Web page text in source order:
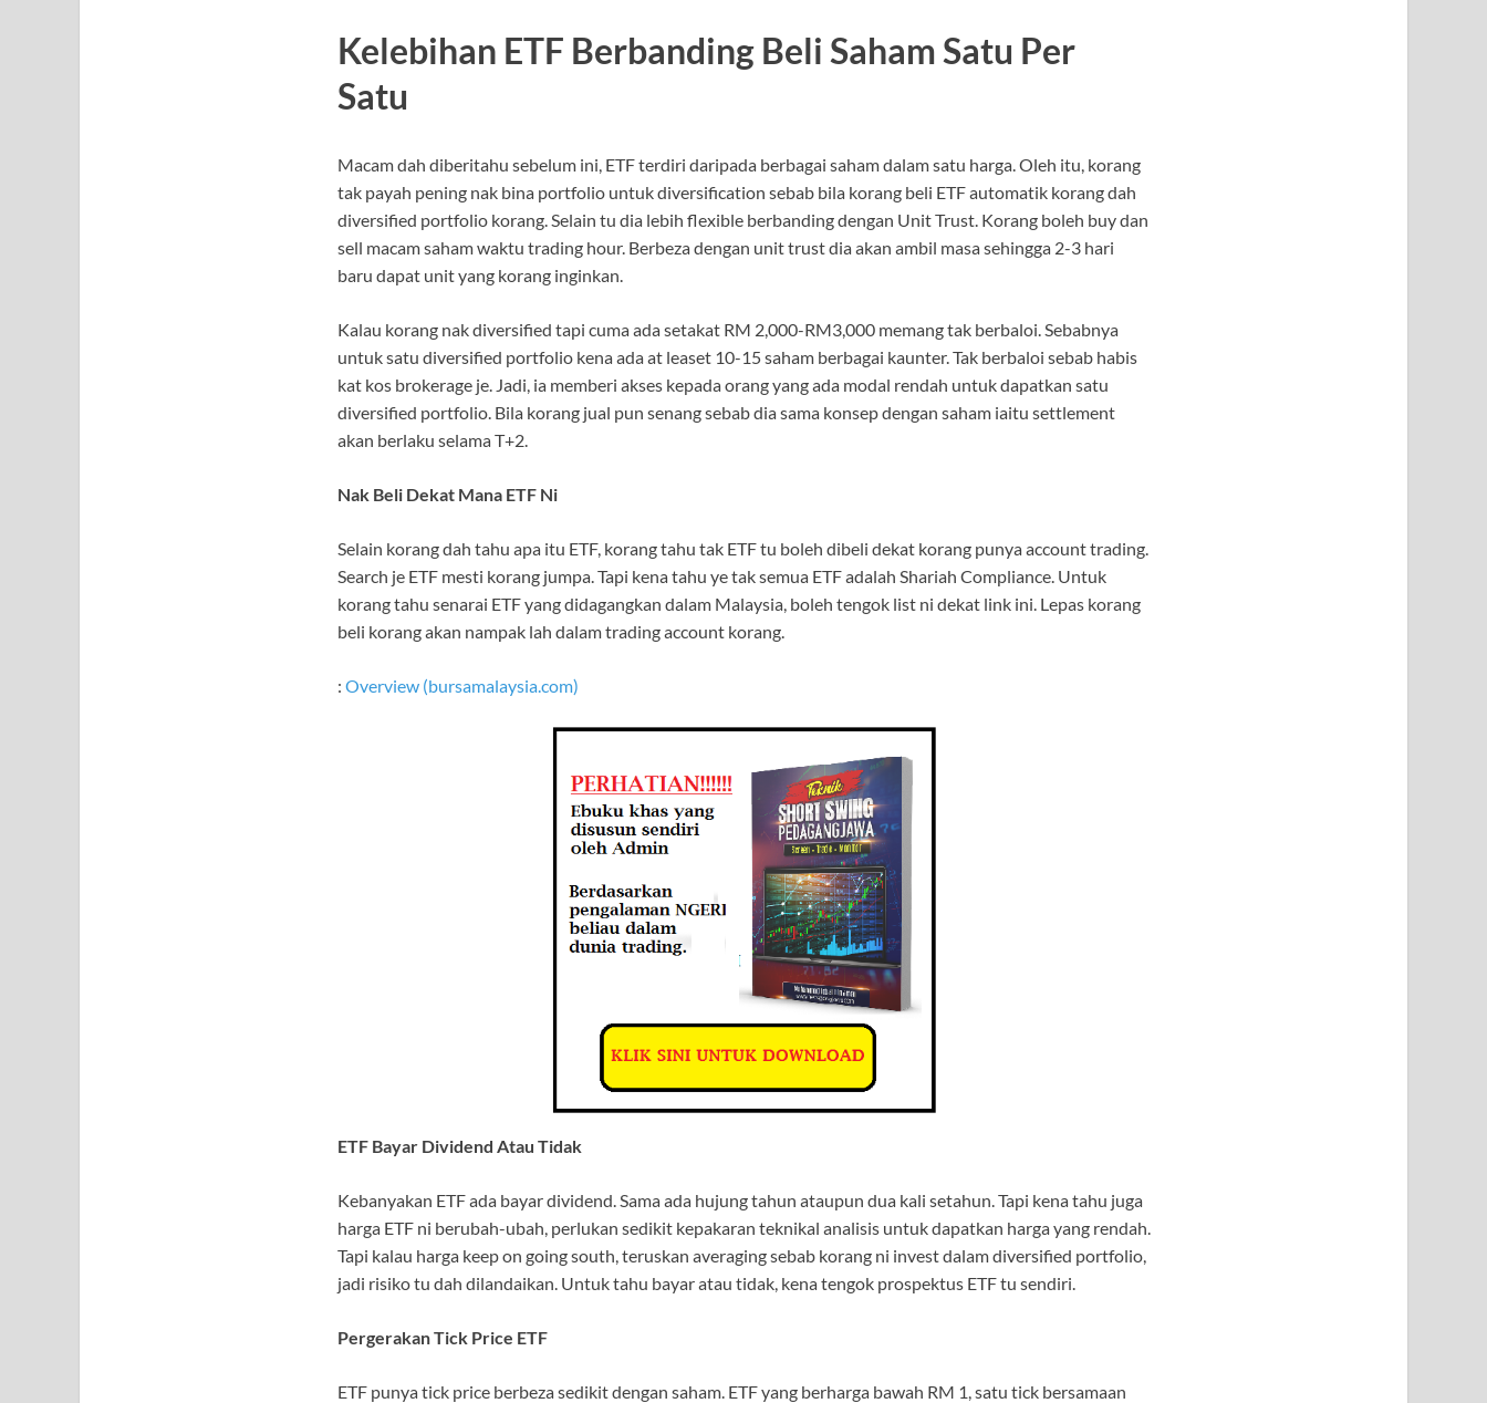
Kelebihan ETF Berbanding Beli Saham Satu Per
Satu
Macam dah diberitahu sebelum ini, ETF terdiri daripada berbagai saham dalam satu harga. Oleh itu, korang
tak payah pening nak bina portfolio untuk diversification sebab bila korang beli ETF automatik korang dah
diversified portfolio korang. Selain tu dia lebih flexible berbanding dengan Unit Trust. Korang boleh buy dan
sell macam saham waktu trading hour. Berbeza dengan unit trust dia akan ambil masa sehingga 2-3 hari
baru dapat unit yang korang inginkan.
Kalau korang nak diversified tapi cuma ada setakat RM 2,000-RM3,000 memang tak berbaloi. Sebabnya
untuk satu diversified portfolio kena ada at leaset 10-15 saham berbagai kaunter. Tak berbaloi sebab habis
kat kos brokerage je. Jadi, ia memberi akses kepada orang yang ada modal rendah untuk dapatkan satu
diversified portfolio. Bila korang jual pun senang sebab dia sama konsep dengan saham iaitu settlement
akan berlaku selama T+2.
Nak Beli Dekat Mana ETF Ni
Selain korang dah tahu apa itu ETF, korang tahu tak ETF tu boleh dibeli dekat korang punya account trading.
Search je ETF mesti korang jumpa. Tapi kena tahu ye tak semua ETF adalah Shariah Compliance. Untuk
korang tahu senarai ETF yang didagangkan dalam Malaysia, boleh tengok list ni dekat link ini. Lepas korang
beli korang akan nampak lah dalam trading account korang.
: Overview (bursamalaysia.com)
ETF Bayar Dividend Atau Tidak
Kebanyakan ETF ada bayar dividend. Sama ada hujung tahun ataupun dua kali setahun. Tapi kena tahu juga
harga ETF ni berubah-ubah, perlukan sedikit kepakaran teknikal analisis untuk dapatkan harga yang rendah.
Tapi kalau harga keep on going south, teruskan averaging sebab korang ni invest dalam diversified portfolio,
jadi risiko tu dah dilandaikan. Untuk tahu bayar atau tidak, kena tengok prospektus ETF tu sendiri.
Pergerakan Tick Price ETF
ETF punya tick price berbeza sedikit dengan saham. ETF yang berharga bawah RM 1, satu tick bersamaan